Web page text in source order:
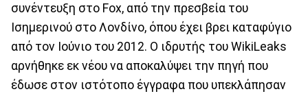
συνέντευξη στο Fox, από την πρεσβεία του
Ισημερινού στο Λονδίνο, όπου έχει βρει καταφύγιο
από τον Ιούνιο του 2012. Ο ιδρυτής του WikiLeaks
αρνήθηκε εκ νέου να αποκαλύψει την πηγή που
έδωσε στον ιστότοπο έγγραφα που υπεκλάπησαν